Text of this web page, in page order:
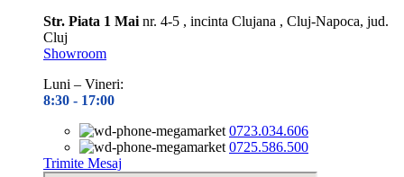
Str. Piata 1 Mai nr. 4-5 , incinta Clujana , Cluj-Napoca, jud.
Cluj
Showroom
Luni – Vineri:
8:30 - 17:00
0723.034.606
0725.586.500
Trimite Mesaj